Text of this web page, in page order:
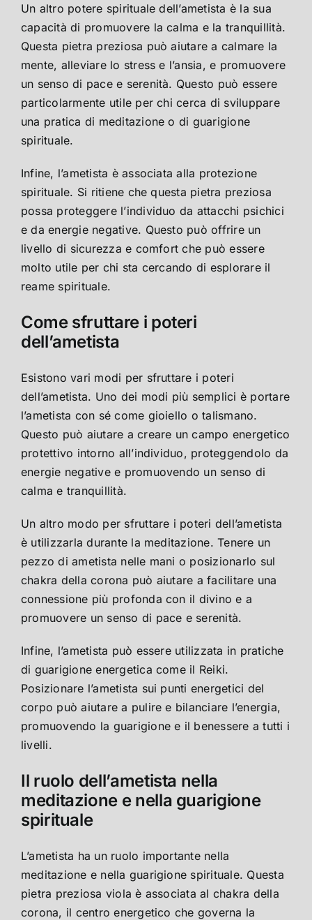
Un altro potere spirituale dell’ametista è la sua
capacità di promuovere la calma e la tranquillità.
Questa pietra preziosa può aiutare a calmare la
mente, alleviare lo stress e l’ansia, e promuovere
un senso di pace e serenità. Questo può essere
particolarmente utile per chi cerca di sviluppare
una pratica di meditazione o di guarigione
spirituale.
Infine, l’ametista è associata alla protezione
spirituale. Si ritiene che questa pietra preziosa
possa proteggere l’individuo da attacchi psichici
e da energie negative. Questo può offrire un
livello di sicurezza e comfort che può essere
molto utile per chi sta cercando di esplorare il
reame spirituale.
Come sfruttare i poteri
dell’ametista
Esistono vari modi per sfruttare i poteri
dell’ametista. Uno dei modi più semplici è portare
l’ametista con sé come gioiello o talismano.
Questo può aiutare a creare un campo energetico
protettivo intorno all’individuo, proteggendolo da
energie negative e promuovendo un senso di
calma e tranquillità.
Un altro modo per sfruttare i poteri dell’ametista
è utilizzarla durante la meditazione. Tenere un
pezzo di ametista nelle mani o posizionarlo sul
chakra della corona può aiutare a facilitare una
connessione più profonda con il divino e a
promuovere un senso di pace e serenità.
Infine, l’ametista può essere utilizzata in pratiche
di guarigione energetica come il Reiki.
Posizionare l’ametista sui punti energetici del
corpo può aiutare a pulire e bilanciare l’energia,
promuovendo la guarigione e il benessere a tutti i
livelli.
Il ruolo dell’ametista nella
meditazione e nella guarigione
spirituale
L’ametista ha un ruolo importante nella
meditazione e nella guarigione spirituale. Questa
pietra preziosa viola è associata al chakra della
corona, il centro energetico che governa la